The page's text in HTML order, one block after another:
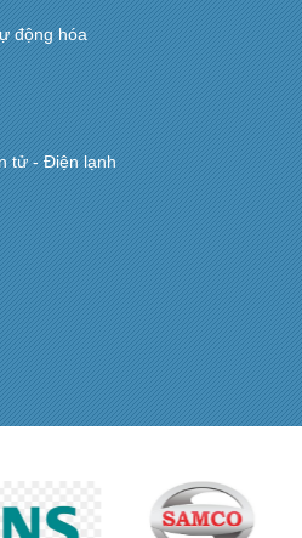
động hóa
tử - Điện lạnh